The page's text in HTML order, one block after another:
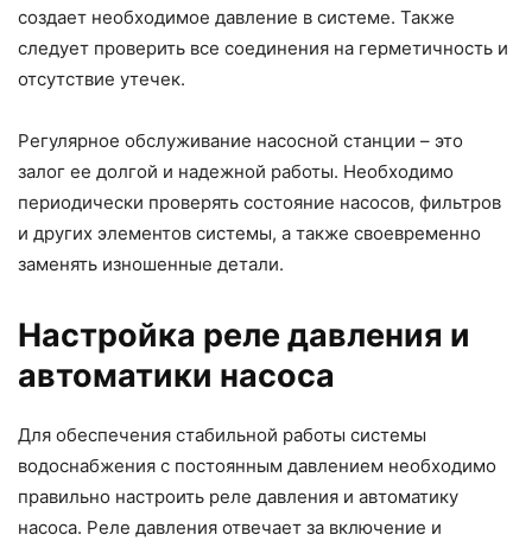
создает необходимое давление в системе. Также
следует проверить все соединения на герметичность и
отсутствие утечек.
Регулярное обслуживание насосной станции – это
залог ее долгой и надежной работы. Необходимо
периодически проверять состояние насосов, фильтров
и других элементов системы, а также своевременно
заменять изношенные детали.
Настройка реле давления и
автоматики насоса
Для обеспечения стабильной работы системы
водоснабжения с постоянным давлением необходимо
правильно настроить реле давления и автоматику
насоса. Реле давления отвечает за включение и